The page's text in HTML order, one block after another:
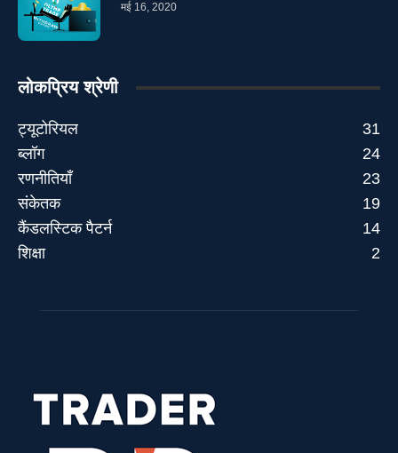
मई 16, 2020
लोकप्रिय श्रेणी
ट्यूटोरियल
31
ब्लॉग
24
रणनीतियाँ
23
संकेतक
19
कैंडलस्टिक पैटर्न
14
शिक्षा
2